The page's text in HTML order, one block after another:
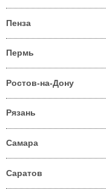
Пенза
Пермь
Ростов-на-Дону
Рязань
Самара
Саратов